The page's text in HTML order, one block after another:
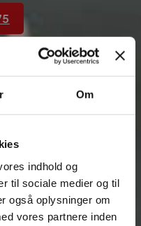
Om
indhold og
til sociale medier og til
også oplysninger om
vores partnere inden